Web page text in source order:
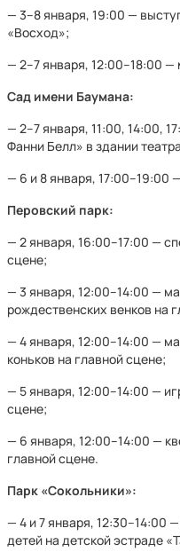
— 3–8 января, 19:00 —
«Восход»;
— 2–7 января, 12:00–18:00
Сад имени Баумана:
— 2–7 января, 11:00, 14:00,
Фанни Белл» в здании
— 6 и 8 января, 17:00–19:00
Перовский парк:
— 2 января, 16:00–17:00 —
сцене;
— 3 января, 12:00–14:00 —
рождественских венков на
— 4 января, 12:00–14:00 —
коньков на главной сцене;
— 5 января, 12:00–14:00 —
сцене;
— 6 января, 12:00–14:00 —
главной сцене.
Парк «Сокольники»:
— 4 и 7 января, 12:30–14:00
детей на детской эстраде